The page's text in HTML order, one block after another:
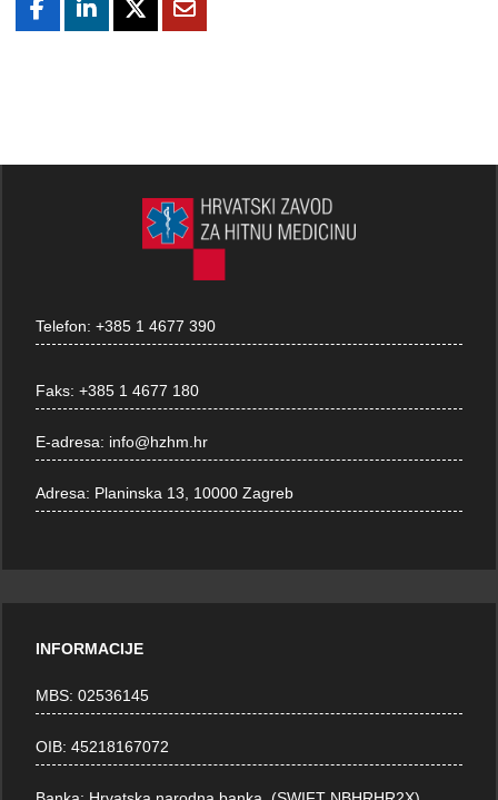
Telefon:+385 1 4677 390
Faks:+385 1 4677 180
E-adresa: info@hzhm.hr
Adresa: Planinska 13, 10000 Zagreb
INFORMACIJE
MBS: 02536145
OIB: 45218167072